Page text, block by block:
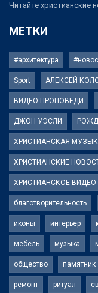
Читайте христианские
МЕТКИ
#архитектура
Sport АЛЕКСЕЙ
ВИДЕО ПРОПОВЕДИ
ДЖОН УЭСЛИ
ХРИСТИАНСКАЯ
ХРИСТИАНСКИЕ
ХРИСТИАНСКОЕ ВИДЕО
благотворительность
иконы интерьер
мебель музыка
общество памятник
ремонт ритуал